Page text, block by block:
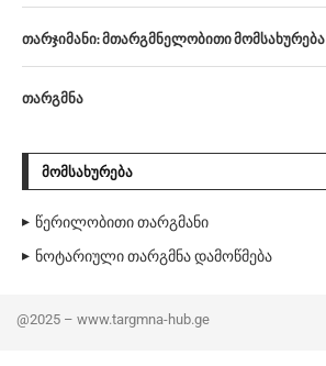
თარჯიმანი: მთარგმნელობითი მომსახურება
თარგმნა
ᲛᲝᲛᲡᲐᲮᲣᲠᲔᲑᲐ
წერილობითი თარგმანი
ნოტარიული თარგმნა დამოწმება
@2025 – www.targmna-hub.ge